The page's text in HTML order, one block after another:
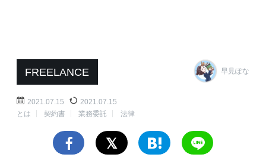
FREELANCE 早見ぽな
2021.07.15
2021.07.15
とは
契約書 業務委託 法律